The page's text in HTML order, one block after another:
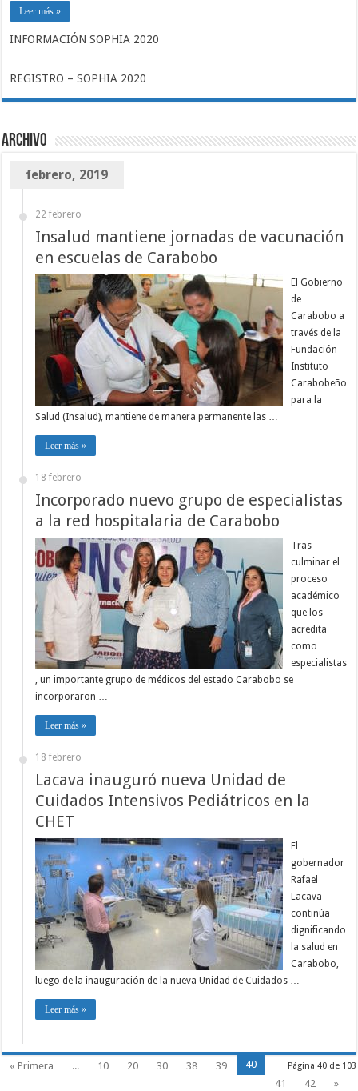
Leer más »
INFORMACIÓN SOPHIA 2020
REGISTRO – SOPHIA 2020
Archivo
febrero, 2019
22 febrero
Insalud mantiene jornadas de vacunación
en escuelas de Carabobo
El Gobierno
de
Carabobo a
través de la
Fundación
Instituto
Carabobeño
para la
Salud (Insalud), mantiene de manera permanente las …
Leer más »
18 febrero
Incorporado nuevo grupo de especialistas
a la red hospitalaria de Carabobo
Tras
culminar el
proceso
académico
que los
acredita
como
especialistas
, un importante grupo de médicos del estado Carabobo se
incorporaron …
Leer más »
18 febrero
Lacava inauguró nueva Unidad de
Cuidados Intensivos Pediátricos en la
CHET
El
gobernador
Rafael
Lacava
continúa
dignificando
la salud en
Carabobo,
luego de la inauguración de la nueva Unidad de Cuidados …
Leer más »
Página 40 de 103
« Primera ... 10 20 30 38 39
40
41
42
»